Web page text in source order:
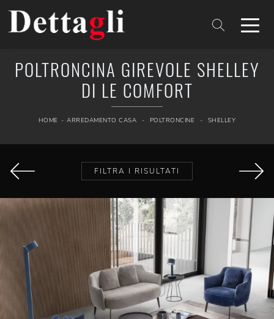
POLTRONCINA GIREVOLE SHELLEY
DI LE COMFORT
HOME - ARREDAMENTO CASA - POLTRONCINE - SHELLEY
FILTRA I RISULTATI